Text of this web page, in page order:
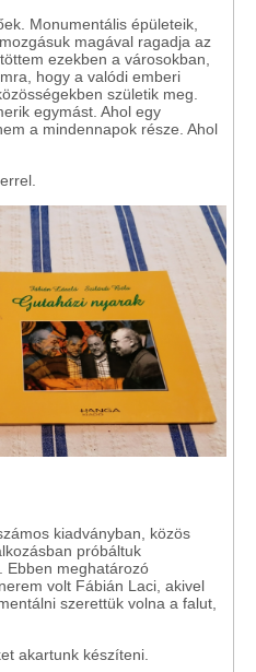
Monumentális épületeik,
magával ragadja az
ezekben a városokban,
hogy a valódi emberi
születik meg.
egymást. Ahol egy
a mindennapok része. Ahol
kiadványban, közös
próbáltuk
Ebben meghatározó
volt Fábián Laci, akivel
szerettük volna a falut,
akartunk készíteni.